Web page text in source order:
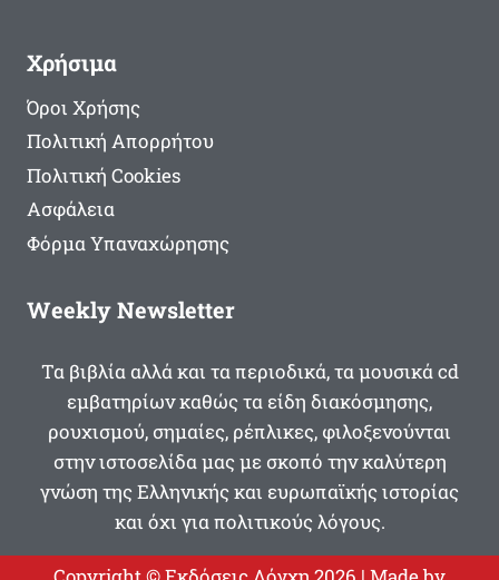
Χρήσιμα
Όροι Χρήσης
Πολιτική Απορρήτου
Πολιτική Cookies
Ασφάλεια
Φόρμα Υπαναχώρησης
Weekly Newsletter
Τα βιβλία αλλά και τα περιοδικά, τα μουσικά cd
εμβατηρίων καθώς τα είδη διακόσμησης,
ρουχισμού, σημαίες, ρέπλικες, φιλοξενούνται
στην ιστοσελίδα μας με σκοπό την καλύτερη
γνώση της Ελληνικής και ευρωπαϊκής ιστορίας
και όχι για πολιτικούς λόγους.